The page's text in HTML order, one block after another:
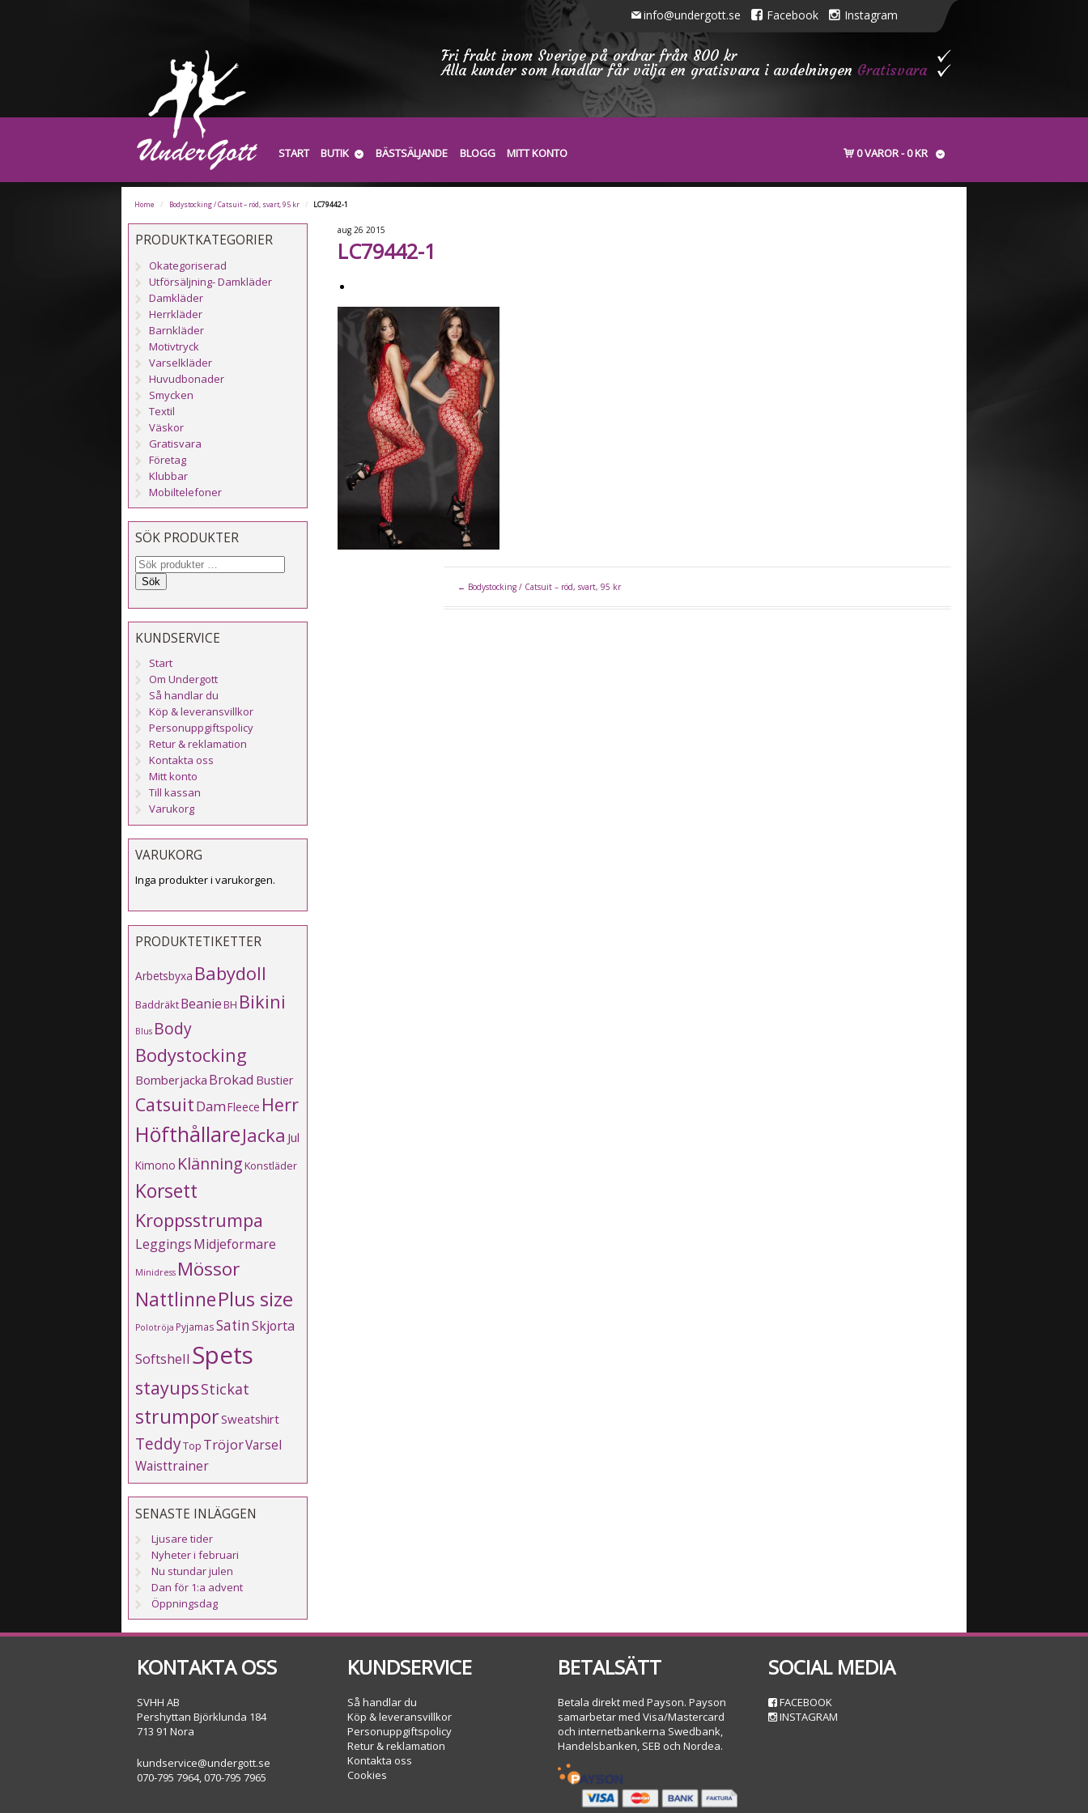
info@undergott.se Facebook Instagram
Fri frakt inom Sverige på ordrar från 800 kr
Alla kunder som handlar får välja en gratisvara i avdelningen Gratisvara
START BUTIK BÄSTSÄLJANDE BLOGG MITT KONTO 0 VAROR 0 KR
Home / Bodystocking / Catsuit – röd, svart, 95 kr / LC79442-1
aug 26 2015
LC79442-1
← Bodystocking / Catsuit – röd, svart, 95 kr
PRODUKTKATEGORIER
Okategoriserad
Utförsäljning- Damkläder
Damkläder
Herrkläder
Barnkläder
Motivtryck
Varselkläder
Huvudbonader
Smycken
Textil
Väskor
Gratisvara
Företag
Klubbar
Mobiltelefoner
SÖK PRODUKTER
Sök
KUNDSERVICE
Start
Om Undergott
Så handlar du
Köp & leveransvillkor
Personuppgiftspolicy
Retur & reklamation
Kontakta oss
Mitt konto
Till kassan
Varukorg
VARUKORG
Inga produkter i varukorgen.
PRODUKTETIKETTER
Arbetsbyxa Babydoll
BaddräktBeanieBH Bikini
Blus Body
Bodystocking
Bomberjacka Brokad Bustier
CatsuitDamFleece Herr
HöfthållareJacka Jul
Kimono KlänningKonstläder
Korsett
Kroppsstrumpa
LeggingsMidjeformare
Minidress Mössor
NattlinnePlus size
Polotröja PyjamasSatinSkjorta
Softshell Spets
stayupsStickat
strumporSweatshirt
TeddyTop TröjorVarsel
Waisttrainer
SENASTE INLÄGGEN
Ljusare tider
Nyheter i februari
Nu stundar julen
Dan för 1:a advent
Öppningsdag
KONTAKTA OSS
SVHH AB
Pershyttan Björklunda 184
713 91 Nora
kundservice@undergott.se
070-795 7964, 070-795 7965
KUNDSERVICE
Så handlar du
Köp & leveransvillkor
Personuppgiftspolicy
Retur & reklamation
Kontakta oss
Cookies
BETALSÄTT
Betala direkt med Payson. Payson
samarbetar med Visa/Mastercard
och internetbankerna Swedbank,
Handelsbanken, SEB och Nordea.
SOCIAL MEDIA
FACEBOOK
INSTAGRAM